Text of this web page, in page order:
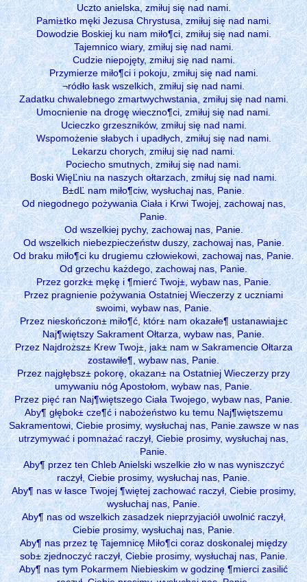
Uczto anielska, zmiłuj się nad nami.
Pami±tko męki Jezusa Chrystusa, zmiłuj się nad nami.
Dowodzie Boskiej ku nam miło¶ci, zmiłuj się nad nami.
Tajemnico wiary, zmiłuj się nad nami.
Cudzie niepojęty, zmiłuj się nad nami.
Przymierze miło¶ci i pokoju, zmiłuj się nad nami.
¬ródło łask wszelkich, zmiłuj się nad nami.
Zadatku chwalebnego zmartwychwstania, zmiłuj się nad nami.
Umocnienie na drogę wieczno¶ci, zmiłuj się nad nami.
Ucieczko grzeszników, zmiłuj się nad nami.
Wspomożenie słabych i upadłych, zmiłuj się nad nami.
Lekarzu chorych, zmiłuj się nad nami.
Pociecho smutnych, zmiłuj się nad nami.
Boski WięĽniu na naszych ołtarzach, zmiłuj się nad nami.
B±dĽ nam miło¶ciw, wysłuchaj nas, Panie.
Od niegodnego pożywania Ciała i Krwi Twojej, zachowaj nas,
Panie.
Od wszelkiej pychy, zachowaj nas, Panie.
Od wszelkich niebezpieczeństw duszy, zachowaj nas, Panie.
Od braku miło¶ci ku drugiemu człowiekowi, zachowaj nas, Panie.
Od grzechu każdego, zachowaj nas, Panie.
Przez gorzk± mękę i ¶mierć Twoj±, wybaw nas, Panie.
Przez pragnienie pożywania Ostatniej Wieczerzy z uczniami
swoimi, wybaw nas, Panie.
Przez nieskończon± miło¶ć, któr± nam okazałe¶ ustanawiaj±c
Naj¶więtszy Sakrament Ołtarza, wybaw nas, Panie.
Przez Najdroższ± Krew Twoj±, jak± nam w Sakramencie Ołtarza
zostawiłe¶, wybaw nas, Panie.
Przez najgłębsz± pokorę, okazan± na Ostatniej Wieczerzy przy
umywaniu nóg Apostołom, wybaw nas, Panie.
Przez pięć ran Naj¶więtszego Ciała Twojego, wybaw nas, Panie.
Aby¶ głębok± cze¶ć i nabożeństwo ku temu Naj¶więtszemu
Sakramentowi, Ciebie prosimy, wysłuchaj nas, Panie.zawsze w nas
utrzymywać i pomnażać raczył, Ciebie prosimy, wysłuchaj nas,
Panie.
Aby¶ przez ten Chleb Anielski wszelkie zło w nas wyniszczyć
raczył, Ciebie prosimy, wysłuchaj nas, Panie.
Aby¶ nas w łasce Twojej ¶więtej zachować raczył, Ciebie prosimy,
wysłuchaj nas, Panie.
Aby¶ nas od wszelkich zasadzek nieprzyjaciół uwolnić raczył,
Ciebie prosimy, wysłuchaj nas, Panie.
Aby¶ nas przez tę Tajemnicę Miło¶ci coraz doskonalej między
sob± zjednoczyć raczył, Ciebie prosimy, wysłuchaj nas, Panie.
Aby¶ nas tym Pokarmem Niebieskim w godzinę ¶mierci zasilić